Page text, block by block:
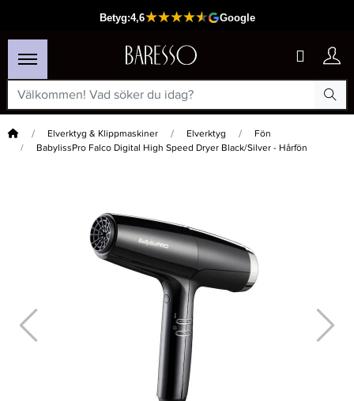
Hem Elverktyg & Klippmaskiner Elverktyg
Fön
BabylissPro Falco Digital High Speed Dryer Black/Silver - Hårfön
Cera Triple Barrel Waver XL - Krustång